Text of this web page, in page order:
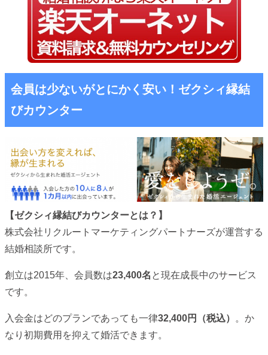
会員は少ないがとにかく安い！ゼクシィ縁結
びカウンター
【ゼクシィ縁結びカウンターとは？】
株式会社リクルートマーケティングパートナーズが運営する
結婚相談所です。
創立は2015年、会員数は23,400名 と現在成長中のサービス
です。
入会金はどのプランであっても一律32,400円（税込）
。か
なり初期費用を抑えて婚活できます。